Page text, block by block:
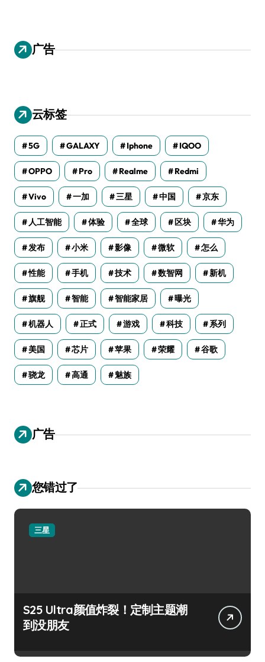
广告
云标签
5G GALAXY Iphone IQOO
OPPO Pro Realme Redmi
Vivo 一加 三星 中国 京东
人工智能 体验 全球 区块 华为
发布 小米 影像 微软 怎么
性能 手机 技术 数智网 新机
旗舰 智能 智能家居 曝光
机器人 正式 游戏 科技 系列
美国 芯片 苹果 荣耀 谷歌
骁龙 高通 魅族
广告
您错过了
三星
S25 Ultra颜值炸裂！定制主题潮
到没朋友